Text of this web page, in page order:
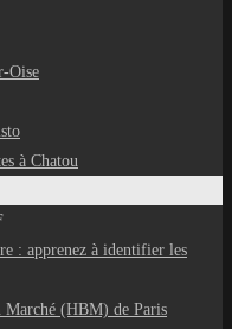
Oise
à Chatou
: apprenez à identifier les
Marché (HBM) de Paris